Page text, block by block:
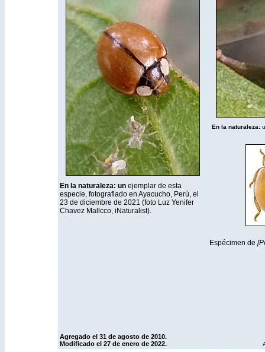
En la naturaleza: un ejemplar de esta
especie, fotografiado en Ayacucho, Perú, el
23 de diciembre de 2021 (foto Luz Yenifer
Chavez Mallcco, iNaturalist).
En la naturaleza:
Espécimen de
Agregado el 31 de agosto de 2010.
Modificado el 27 de enero de 2022.